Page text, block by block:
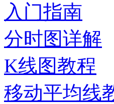
入门指南
分时图详解
K线图教程
移动平均线